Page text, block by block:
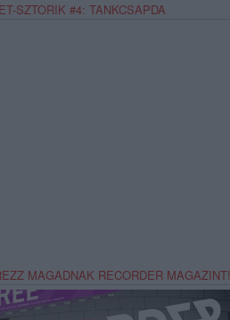
SZTORIK #4: TANKCSAPDA
MAGADNAK RECORDER MAGAZINT!